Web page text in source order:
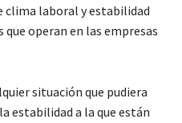
clima laboral y estabilidad
operan en las empresas
situación que pudiera
estabilidad a la que están